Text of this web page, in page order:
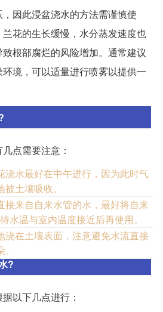
因此浸盆浇水的方法需谨慎使
花的生长缓慢，水分蒸发速度也
根部腐烂的风险增加。通常建议
境，可以适量进行喷雾以提供一
点需要注意：
浇水最好在中午进行，因为此时气
土壤吸收。
接来自自来水管的水，最好将自来
水温与室内温度接近后再使用。
浇在土壤表面，注意避免水流直接
?
以下几点进行：